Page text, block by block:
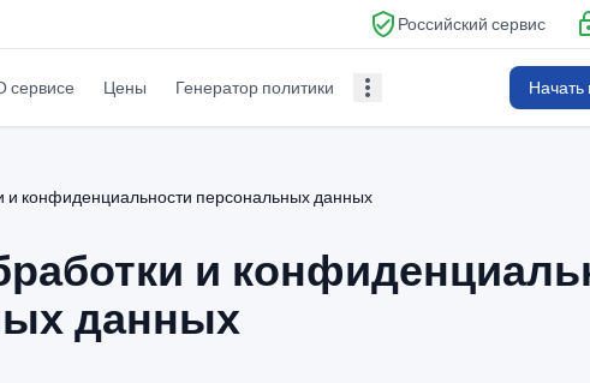
verified_user Российский сервис
сервисе Цены Генератор политики more_vert Начать
и конфиденциальности персональных данных
и
данных